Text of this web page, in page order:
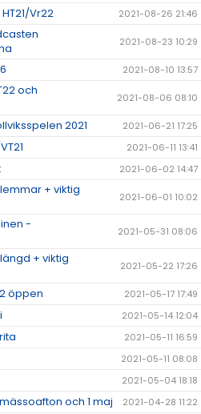
Vr22 2021-08-26 21:46
2021-08-23 10:29
2021-08-10 13:57
och
2021-08-06 08:10
2021 2021-06-21 17:25
2021-06-11 13:41
2021-06-02 14:47
+ viktig
2021-06-01 10:02
-
2021-05-31 08:06
+ viktig
2021-05-22 17:26
öppen 2021-05-17 17:49
2021-05-14 12:04
2021-05-11 16:59
2021-05-11 08:08
2021-05-04 18:18
och 1 maj 2021-04-28 11:22